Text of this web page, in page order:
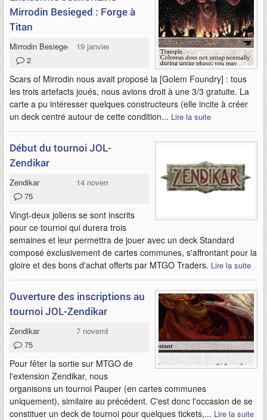
Mirrodin Besieged : Forge à
Titan
Mirrodin Besieged
19 janvier 2011
2
Scars of Mirrodin nous avait proposé la [Golem Foundry] : tous
les trois artefacts joués, nous avions droit à une 3/3 gratuite. La
carte a pu intéresser quelques constructeurs (elle incite à créer
un deck centré autour de cette condition... Lire la suite
Début du tournoi JOL-
Zendikar
Zendikar
14 novembre 2009
75
Vingt-deux joliens se sont inscrits
pour ce tournoi qui durera trois
semaines et leur permettra de jouer avec un deck Standard
composé exclusivement de cartes communes, s'affrontant pour la
gloire et des bons d'achat offerts par MTGO Traders. Lire la suite
Ouverture des inscriptions au
tournoi JOL-Zendikar
Zendikar
7 novembre 2009
75
Pour fêter la sortie sur MTGO de
l'extension Zendikar, nous
organisons un tournoi Pauper (en cartes communes
uniquement), similaire au précédent. C'est donc l'occasion de se
constituer un deck de tournoi pour quelques tickets,... Lire la suite